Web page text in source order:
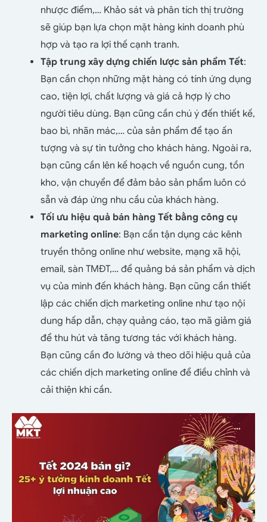
nhược điểm,… Khảo sát và phân tích thị trường
sẽ giúp bạn lựa chọn mặt hàng kinh doanh phù
hợp và tạo ra lợi thế cạnh tranh.
Tập trung xây dựng chiến lược sản phẩm Tết:
Bạn cần chọn những mặt hàng có tính ứng dụng
cao, tiện lợi, chất lượng và giá cả hợp lý cho
người tiêu dùng. Bạn cũng cần chú ý đến thiết kế,
bao bì, nhãn mác,… của sản phẩm để tạo ấn
tượng và sự tin tưởng cho khách hàng. Ngoài ra,
bạn cũng cần lên kế hoạch về nguồn cung, tồn
kho, vận chuyển để đảm bảo sản phẩm luôn có
sẵn và đáp ứng nhu cầu của khách hàng.
Tối ưu hiệu quả bán hàng Tết bằng công cụ
marketing online: Bạn cần tận dụng các kênh
truyền thông online như website, mạng xã hội,
email, sàn TMĐT,… để quảng bá sản phẩm và dịch
vụ của mình đến khách hàng. Bạn cũng cần thiết
lập các chiến dịch marketing online như tạo nội
dung hấp dẫn, chạy quảng cáo, tạo mã giảm giá
để thu hút và tăng tương tác với khách hàng.
Bạn cũng cần đo lường và theo dõi hiệu quả của
các chiến dịch marketing online để điều chỉnh và
cải thiện khi cần.